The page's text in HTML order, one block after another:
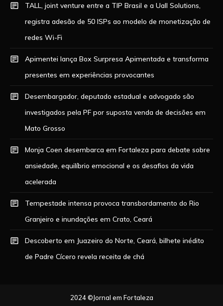
TALL, joint venture entre a TIP Brasil e a Uall Solutions,
registra adesão de 50 ISPs ao modelo de monetização de
redes Wi-Fi
Apimentei lança Box Surpresa Apimentada e transforma
presentes em experiências provocantes
Desembargador, deputado estadual e advogado são
investigados pela PF por suposta venda de decisões em
Mato Grosso
Monja Coen desembarca em Fortaleza para debate sobre
ansiedade, equilíbrio emocional e os desafios da vida
acelerada
Tempestade intensa provoca transbordamento do Rio
Granjeiro e inundações em Crato, Ceará
Descoberto em Juazeiro do Norte, Ceará, bilhete inédito
de Padre Cícero revela receita de chá
2024 ©Jornal em Fortaleza